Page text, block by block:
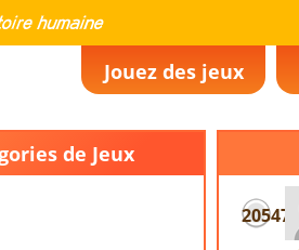
Jouez des jeux
de Jeux
20547